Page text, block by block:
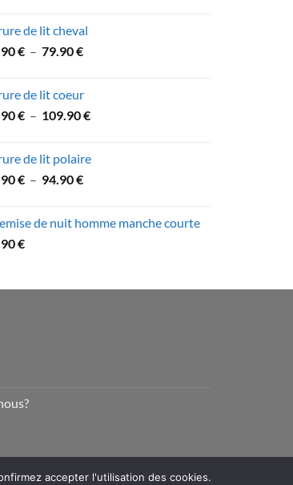
49.90 €
à
de lit cheval
€ – 79.90€Plage
à
de lit coeur
€ – 109.90€Plage
58.90 €
de lit polaire
€ – 94.90€Plage
79.90 €
de nuit homme manche courte
€
accepter l'utilisation des cookies.